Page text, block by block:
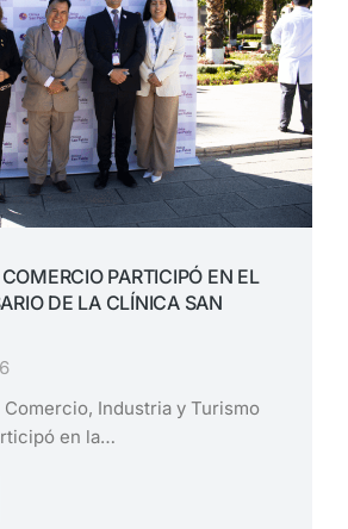
PARTICIPÓ EN EL
DE LA CLÍNICA SAN
Comercio, Industria y Turismo
en la…